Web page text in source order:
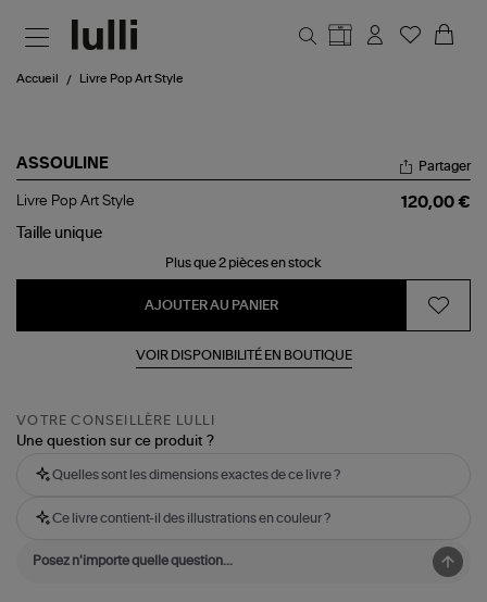
Accueil Livre Pop Art Style
ASSOULINE
Livre
Art
Partager
Livre Pop Art Style
120,00 €
Taille unique
Plus que 2 pièces en stock
AJOUTER AU PANIER
VOIR DISPONIBILITÉ EN BOUTIQUE
VOTRE CONSEILLÈRE LULLI
Une question sur ce produit ?
Quelles sont les dimensions exactes de ce livre ?
Ce livre contient-il des illustrations en couleur ?